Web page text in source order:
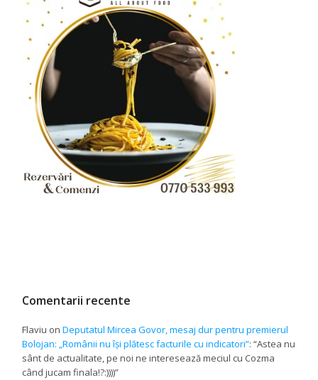
Comentarii recente
Flaviu onDeputatul Mircea Govor, mesaj dur pentru premierul
Bolojan: „Românii nu își plătesc facturile cu indicatori”: “Astea nu
sânt de actualitate, pe noi ne interesează meciul cu Cozma
când jucam finala!?:))))”